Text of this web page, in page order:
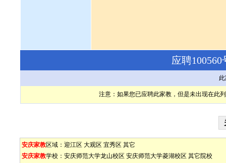
应聘
注意：如果您已应聘此家教，但是未出现在此
安庆家教区域： 迎江区 大观区 宜秀区 其它
安庆家教学校： 安庆师范大学龙山校区 安庆师范大学菱湖校区 其它院校